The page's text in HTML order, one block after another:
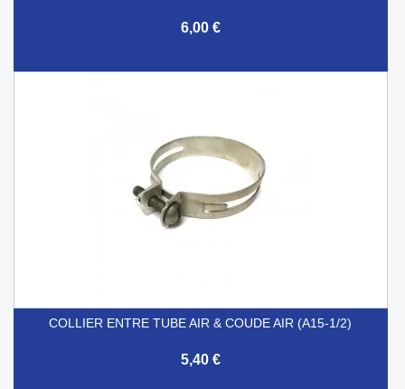
6,00 €
COLLIER ENTRE TUBE AIR & COUDE AIR (A15-1/2)
5,40 €